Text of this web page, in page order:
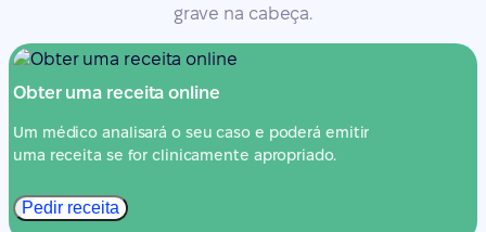
grave na cabeça.
Obter uma receita online
Um médico analisará o seu caso e poderá emitir
uma receita se for clinicamente apropriado.
Pedir receita